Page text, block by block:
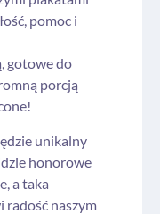
pomoc i
gotowe do
porcją
unikalny
honorowe
a taka
radość naszym